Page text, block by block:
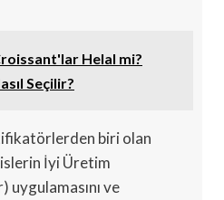
Helal mi?
Seçilir?
biri olan
İyi Üretim
uygulamasını ve